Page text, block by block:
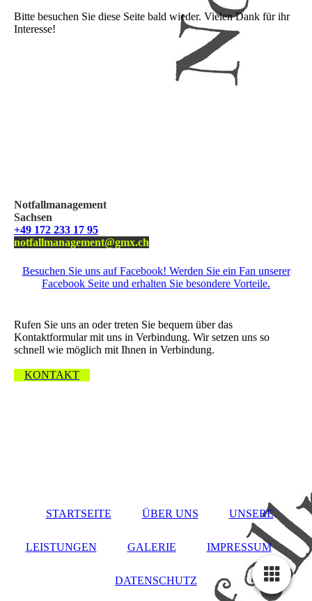
Bitte besuchen Sie diese Seite bald wieder. Vielen Dank für ihr
Interesse!
Notfallmanagement
Sachsen
+49 172 233 17 95
notfallmanagement@gmx.ch
Besuchen Sie uns auf Facebook! Werden Sie ein Fan unserer
Facebook Seite und erhalten Sie besondere Vorteile.
Rufen Sie uns an oder treten Sie bequem über das
Kontaktformular mit uns in Verbindung. Wir setzen uns so
schnell wie möglich mit Ihnen in Verbindung.
KONTAKT
STARTSEITE ÜBER UNS UNSERE
LEISTUNGEN GALERIE IMPRESSUM
DATENSCHUTZ